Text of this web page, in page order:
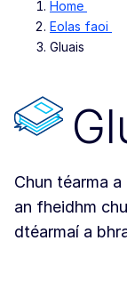
Home
Eolas faoi
Gluais
Chun téarma
an fheidhm
dtéarmaí a